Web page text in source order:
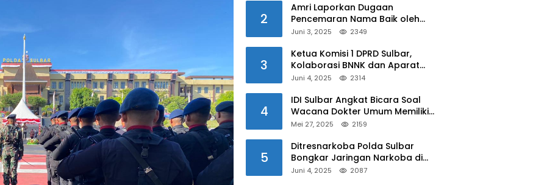
2
Amri Laporkan Dugaan
Pencemaran Nama Baik oleh
Oknum Polisi ke Propam Polda
Juni 3, 2025 2349
3
Ketua Komisi 1 DPRD Sulbar,
Kolaborasi BNNK dan Aparat
Kepolisian Tekan Penyalahgunaan
Juni 4, 2025 2314
4
IDI Sulbar Angkat Bicara Soal
Wacana Dokter Umum Memiliki
Kewenangan Operasi Caesar
Mei 27, 2025 2159
5
Ditresnarkoba Polda Sulbar
Bongkar Jaringan Narkoba di
Mamuju, Dua Pria Ditangkap! Jejak
Juni 4, 2025 2087